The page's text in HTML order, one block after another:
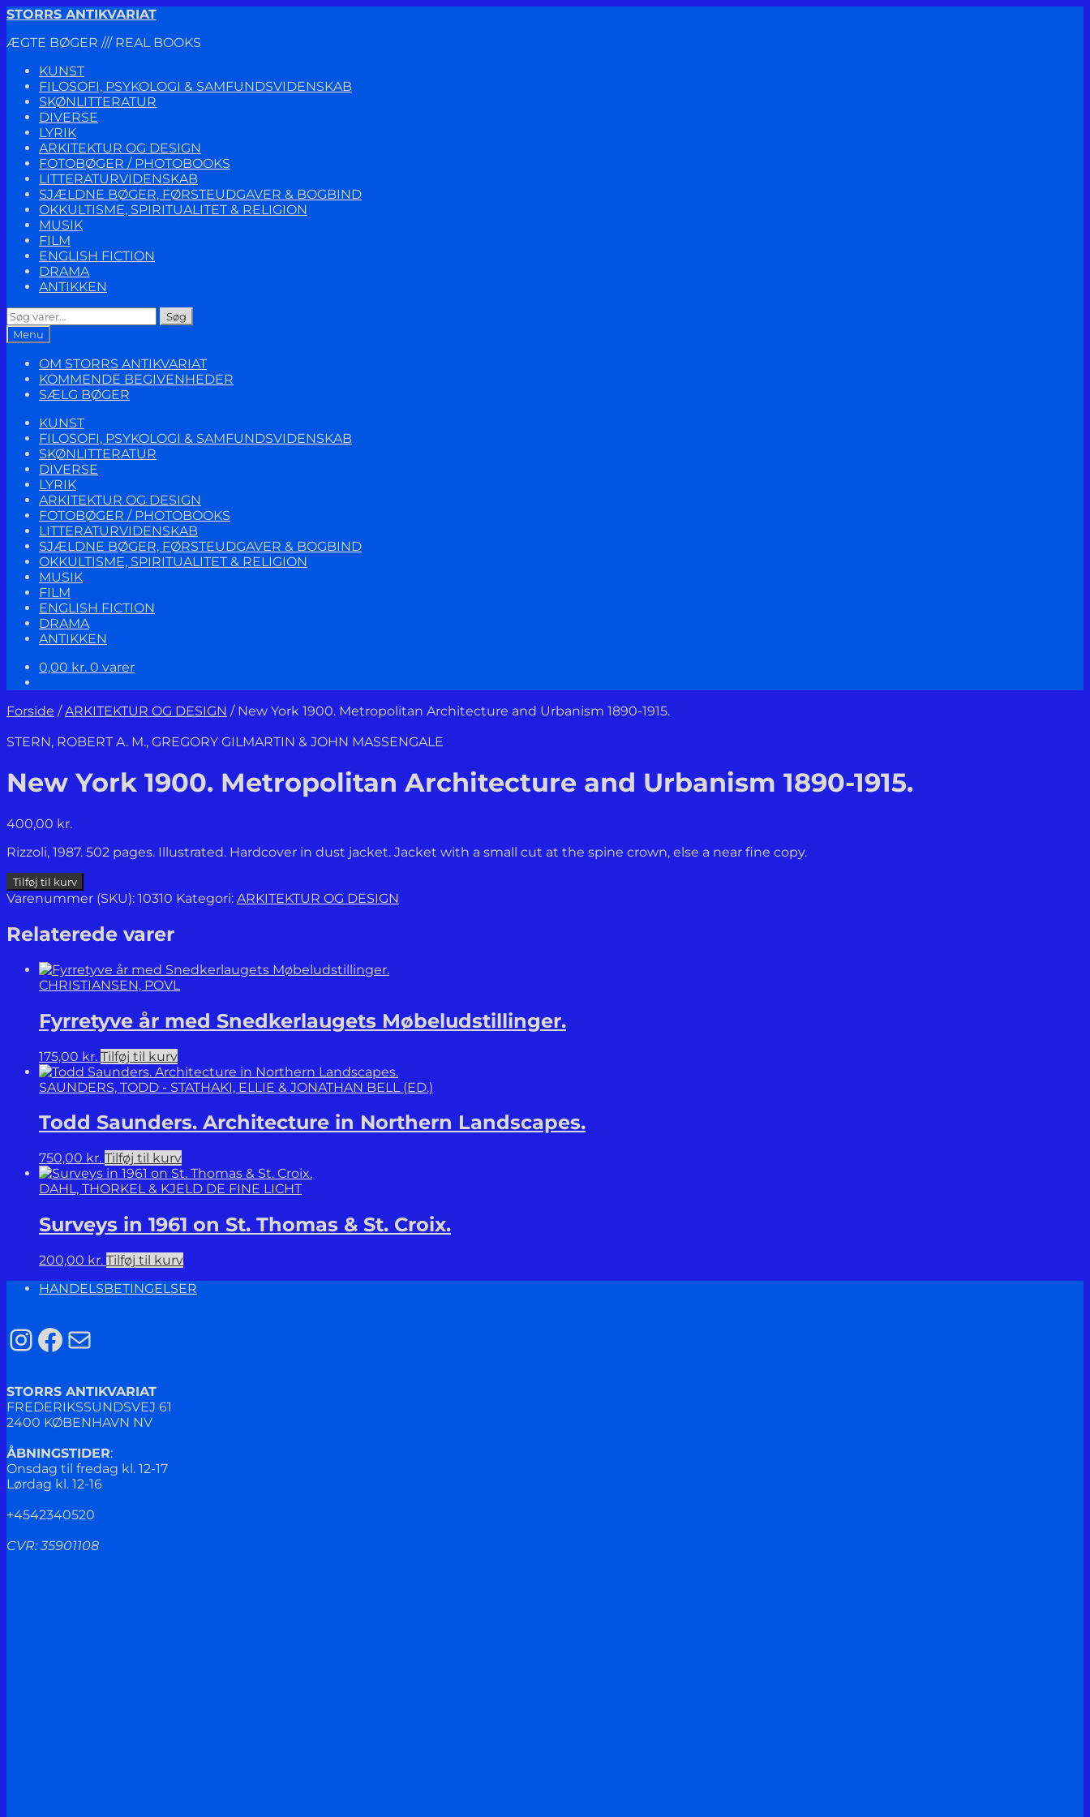
Spring
navigation
Spring
indhold
STORRS ANTIKVARIAT
ÆGTE BØGER /// REAL BOOKS
KUNST
FILOSOFI, PSYKOLOGI & SAMFUNDSVIDENSKAB
SKØNLITTERATUR
DIVERSE
LYRIK
ARKITEKTUR OG DESIGN
FOTOBØGER / PHOTOBOOKS
LITTERATURVIDENSKAB
SJÆLDNE BØGER, FØRSTEUDGAVER & BOGBIND
OKKULTISME, SPIRITUALITET & RELIGION
MUSIK
FILM
ENGLISH FICTION
DRAMA
ANTIKKEN
Søg
efter:
Søg
Menu
OM STORRS ANTIKVARIAT
KOMMENDE BEGIVENHEDER
SÆLG BØGER
KUNST
FILOSOFI, PSYKOLOGI & SAMFUNDSVIDENSKAB
SKØNLITTERATUR
DIVERSE
LYRIK
ARKITEKTUR OG DESIGN
FOTOBØGER / PHOTOBOOKS
LITTERATURVIDENSKAB
SJÆLDNE BØGER, FØRSTEUDGAVER & BOGBIND
OKKULTISME, SPIRITUALITET & RELIGION
MUSIK
FILM
ENGLISH FICTION
DRAMA
ANTIKKEN
0,00 kr. 0 varer
Forside /ARKITEKTUR OG DESIGN / New York 1900. Metropolitan Architecture and Urbanism 1890-1915.
STERN, ROBERT A. M., GREGORY GILMARTIN & JOHN MASSENGALE
New York 1900. Metropolitan Architecture and Urbanism 1890-1915.
400,00 kr.
Rizzoli, 1987. 502 pages. Illustrated. Hardcover in dust jacket. Jacket with a small cut at the spine crown, else a near fine copy.
New
York
Metropolitan
Architecture
Urbanism
1890-
Tilføj til kurv
Varenummer (SKU): 10310 Kategori: ARKITEKTUR OG DESIGN
Relaterede varer
CHRISTIANSEN, POVL
Fyrretyve år med Snedkerlaugets Møbeludstillinger.
175,00 kr. Tilføj til kurv
SAUNDERS, TODD - STATHAKI, ELLIE & JONATHAN BELL (ED.)
Todd Saunders. Architecture in Northern Landscapes.
750,00 kr. Tilføj til kurv
DAHL, THORKEL & KJELD DE FINE LICHT
Surveys in 1961 on St. Thomas & St. Croix.
200,00 kr. Tilføj til kurv
HANDELSBETINGELSER
Instagram
Facebook
Mail
STORRS ANTIKVARIAT
FREDERIKSSUNDSVEJ 61
2400 KØBENHAVN NV
ÅBNINGSTIDER:
Onsdag til fredag kl. 12-17
Lørdag kl. 12-16
+4542340520
CVR: 35901108